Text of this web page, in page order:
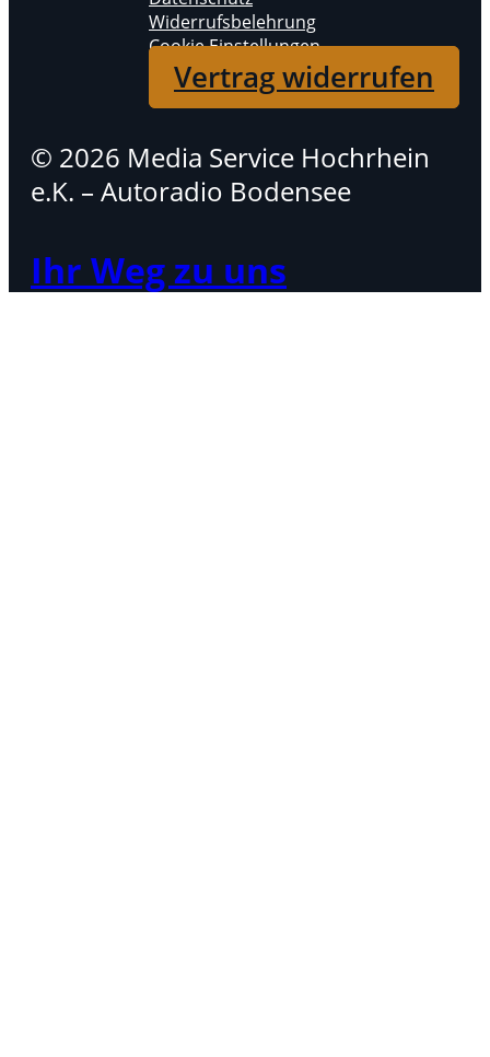
Widerrufsbelehrung
Cookie Einstellungen
Vertrag widerrufen
© 2026 Media Service Hochrhein
e.K. – Autoradio Bodensee
Ihr Weg zu uns